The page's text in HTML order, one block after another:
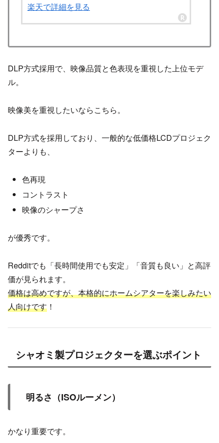
楽天で詳細を見る
DLP方式採用で、映像品質と色表現を重視した上位モデ
ル。
映像美を重視したいならこちら。
DLP方式を採用しており、一般的な低価格LCDプロジェク
ターよりも、
色再現
コントラスト
映像のシャープさ
が優秀です。
Redditでも「長時間使用でも安定」「音質も良い」と高評
価が見られます。
価格は高めですが、本格的にホームシアターを楽しみたい
人向けです ！
シャオミ製プロジェクターを選ぶポイント
明るさ（ISOルーメン）
かなり重要です。